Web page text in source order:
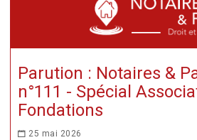
Parution : Notaires &
n°111 - Spécial
Fondations
25 mai 2026